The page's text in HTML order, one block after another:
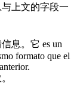
上文的字段一
息。它 es un
formato que el